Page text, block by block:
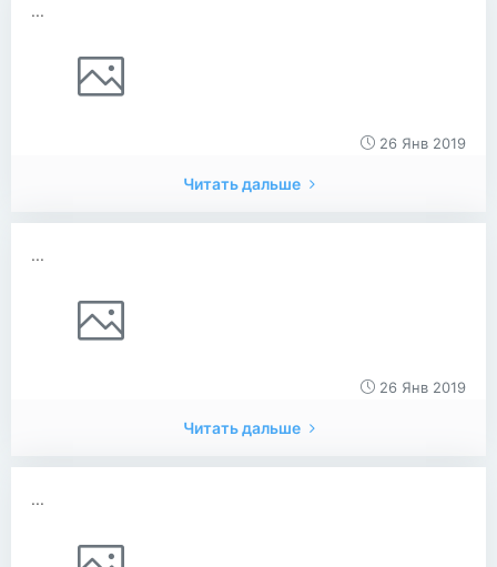
...
26 Янв 2019
Читать дальше
...
26 Янв 2019
Читать дальше
...